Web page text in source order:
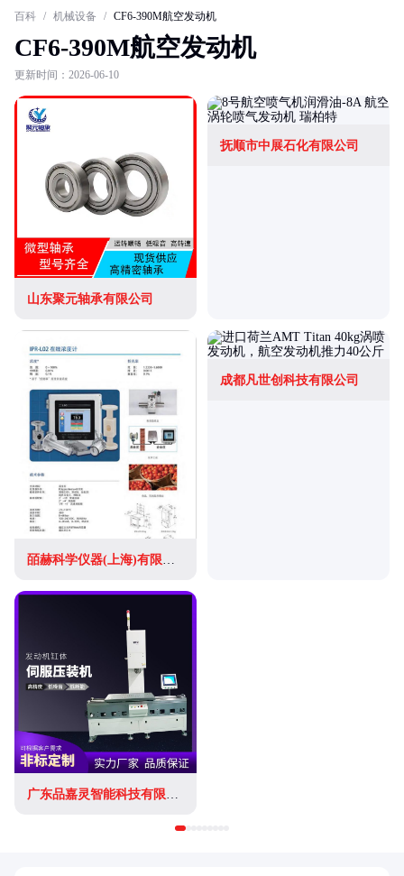
百科 / 机械设备 / CF6-390M航空发动机
CF6-390M航空发动机
更新时间：2026-06-10
山东聚元轴承有限公司
抚顺市中展石化有限公司
成都凡世创科技有限公司